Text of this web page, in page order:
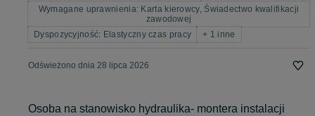
Wymagane uprawnienia: Karta kierowcy, Świadectwo kwalifikacji
zawodowej
Dyspozycyjność: Elastyczny czas pracy
+ 1 inne
Odświeżono dnia 28 lipca 2026
Osoba na stanowisko hydraulika- montera instalacji